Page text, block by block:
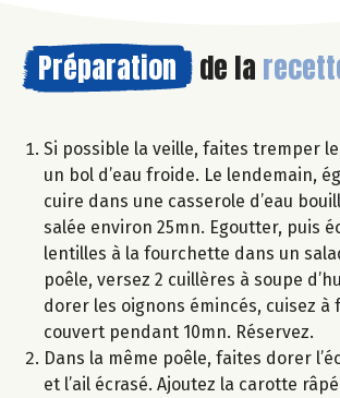
Préparation de la
Si possible la veille, faites tremper
un bol d’eau froide. Le lendemain,
cuire dans une casserole d’eau
salée environ 25mn. Egoutter, puis
lentilles à la fourchette dans un
poêle, versez 2 cuillères à soupe
dorer les oignons émincés, cuisez à
couvert pendant 10mn. Réservez.
Dans la même poêle, faites dorer
et l’ail écrasé. Ajoutez la carotte